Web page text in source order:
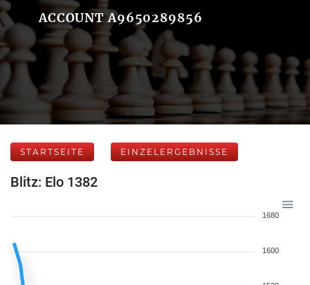
ACCOUNT A9650289856
STARTSEITE EINZELERGEBNISSE
Blitz: Elo 1382
1680
1600